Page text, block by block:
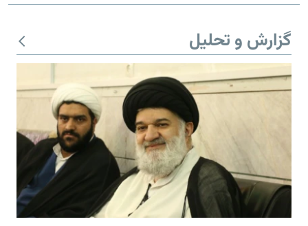
گزارش و تحلیل